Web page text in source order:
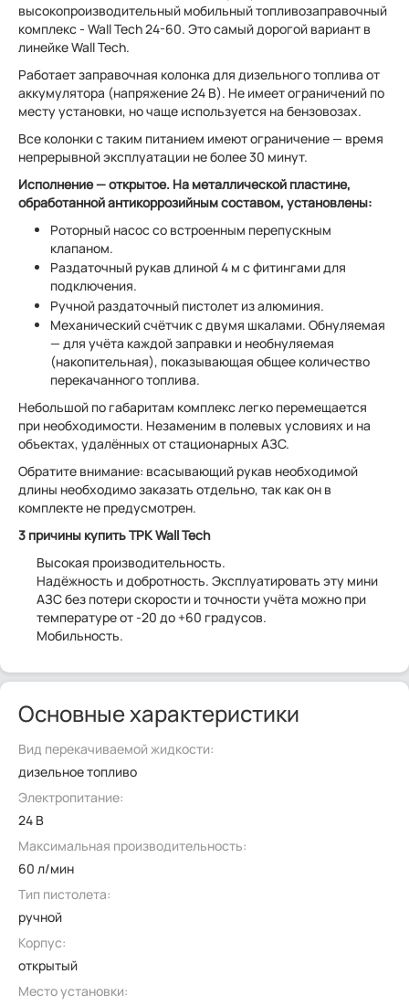
высокопроизводительный мобильный топливозаправочный
комплекс - Wall Tech 24-60. Это самый дорогой вариант в
линейке Wall Tech.
Работает заправочная колонка для дизельного топлива от
аккумулятора (напряжение 24 В). Не имеет ограничений по
месту установки, но чаще используется на бензовозах.
Все колонки с таким питанием имеют ограничение — время
непрерывной эксплуатации не более 30 минут.
Исполнение— открытое. На металлической пластине,
обработанной антикоррозийным составом, установлены:
Роторный насос со встроенным перепускным
клапаном.
Раздаточный рукав длиной 4 м с фитингами для
подключения.
Ручной раздаточный пистолет из алюминия.
Механический счётчик с двумя шкалами. Обнуляемая
— для учёта каждой заправки и необнуляемая
(накопительная), показывающая общее количество
перекачанного топлива.
Небольшой по габаритам комплекс легко перемещается
при необходимости. Незаменим в полевых условиях и на
объектах, удалённых от стационарных АЗС.
Обратите внимание: всасывающий рукав необходимой
длины необходимо заказать отдельно, так как он в
комплекте не предусмотрен.
3 причины купить ТРКWall Tech
Высокая производительность.
Надёжность и добротность. Эксплуатировать эту мини
АЗС без потери скорости и точности учёта можно при
температуре от -20 до +60 градусов.
Мобильность.
Основные характеристики
Вид перекачиваемой жидкости:
дизельное топливо
Электропитание:
24 В
Максимальная производительность:
60 л/мин
Тип пистолета:
ручной
Корпус:
открытый
Место установки: